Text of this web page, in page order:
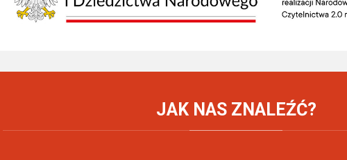
JAKNAS ZNALEŹĆ?